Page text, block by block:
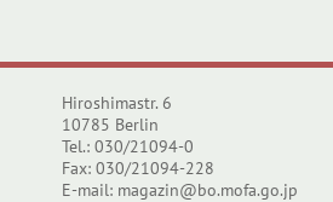
Hiroshimastr. 6
10785 Berlin
Tel.: 030/21094-0
Fax: 030/21094-228
E-mail: magazin@bo.mofa.go.jp